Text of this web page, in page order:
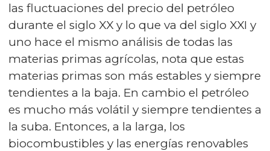
las fluctuaciones del precio del petróleo
durante el siglo XX y lo que va del siglo XXI y
uno hace el mismo análisis de todas las
materias primas agrícolas, nota que estas
materias primas son más estables y siempre
tendientes a la baja. En cambio el petróleo
es mucho más volátil y siempre tendientes a
la suba. Entonces, a la larga, los
biocombustibles y las energías renovables